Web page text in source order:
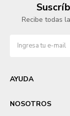
Recibe todas
AYUDA
NOSOTROS